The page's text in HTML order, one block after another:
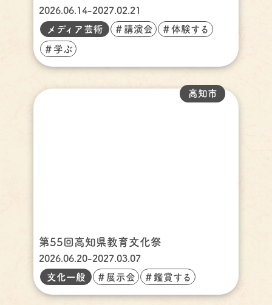
2026.06.14-2027.02.21
メディア芸術
＃講演会 ＃体験する
＃学ぶ
第55回高知県教育文化祭
高知市
2026.06.20-2027.03.07
文化一般
＃展示会 ＃鑑賞する